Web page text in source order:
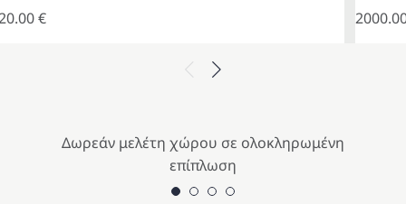
Previous
€
Next
Δωρεάν μελέτη χώρου σε ολοκληρωμένη
επίπλωση